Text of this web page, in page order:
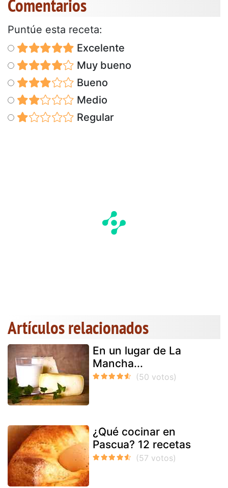
Comentarios
Puntúe esta receta:
Excelente
Muy bueno
Bueno
Medio
Regular
Artículos relacionados
En un lugar de La
Mancha...
¿Qué cocinar en
Pascua? 12 recetas